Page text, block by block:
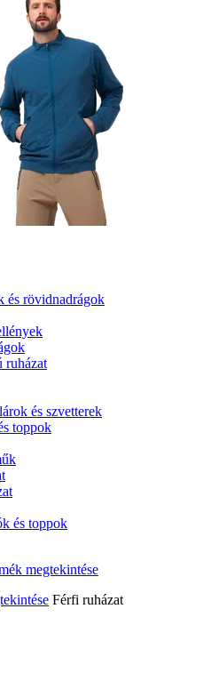
és rövidnadrágok
ruházat
és szvetterek
toppok
és toppok
Férfi ruházat